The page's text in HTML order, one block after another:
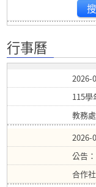
行事曆
2026-
115學
教務處
2026-
公告
合作社